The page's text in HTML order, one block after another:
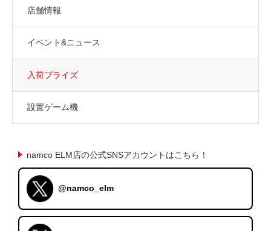
店舗情報
イベント&ニュース
入荷プライズ
設置ゲーム機
namco ELM店の公式SNSアカウントはこちら！
@namco_elm